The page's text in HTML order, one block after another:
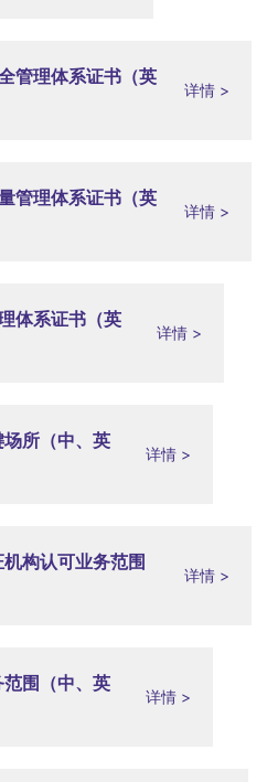
管理体系证书（英
详情 >
管理体系证书（英
详情 >
体系证书（英
详情 >
所（中、英
详情 >
构认可业务范围
详情 >
围（中、英
详情 >